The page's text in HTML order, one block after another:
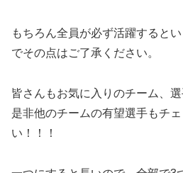
もちろん全員が必ず活躍すると
でその点はご了承ください。
皆さんもお気に入りのチーム、
是非他のチームの有望選手もチ
い！！！